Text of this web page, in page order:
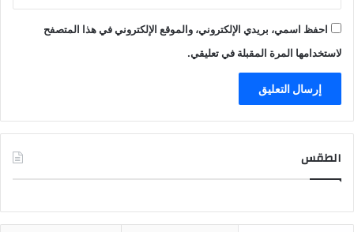
احفظ اسمي، بريدي الإلكتروني، والموقع الإلكتروني في هذا المتصفح
لاستخدامها المرة المقبلة في تعليقي.
الطقس